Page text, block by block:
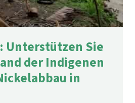
Unterstützen Sie
der Indigenen
in